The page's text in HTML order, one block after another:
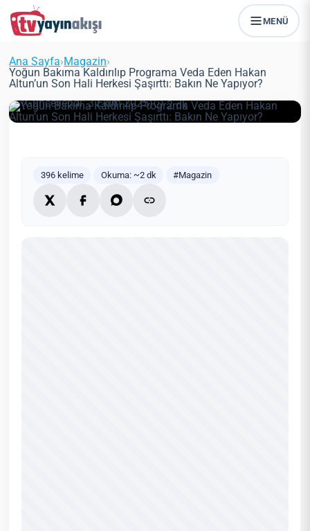
MENÜ
Ana Sayfa›Magazin›
Yoğun Bakıma Kaldırılıp Programa Veda Eden Hakan
Altun’un Son Hali Herkesi Şaşırttı: Bakın Ne Yapıyor?
Yoğun Bakıma Kaldırılıp Programa
Herkesi Şaşırttı: Bakın Ne Yapıyor?
Zeynep Öztürk Magazin
21 Haziran 2021
(Güncellendi: 3 Ekim 2025)
2 dk
396 kelime Okuma: ~2 dk #Magazin